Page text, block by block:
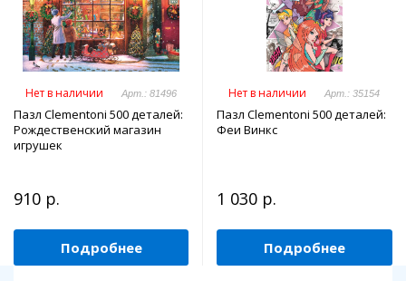
Нет в наличии Арт.: 81496
Пазл Clementoni 500 деталей:
Рождественский магазин
игрушек
910 р.
Подробнее
Нет в наличии Арт.: 35154
Пазл Clementoni 500 деталей:
Феи Винкс
1 030 р.
Подробнее